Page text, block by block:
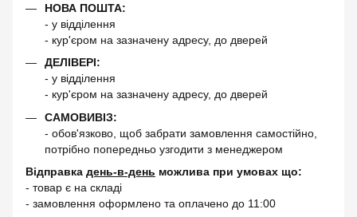
НОВА ПОШТА:
- у відділення
- кур'єром на зазначену адресу, до дверей
ДЕЛІВЕРІ:
- у відділення
- кур'єром на зазначену адресу, до дверей
САМОВИВІЗ:
- обов'язково, щоб забрати замовлення самостійно,
потрібно попередньо узгодити з менеджером
Відправка день-в-день можлива при умовах що:
- товар є на складі
- замовлення оформлено та оплачено до 11:00